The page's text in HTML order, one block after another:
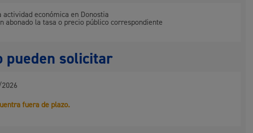
Espacio público, residuos y
actividad económica en Donostia
abonado la tasa o precio público correspondiente
pueden solicitar
fuera de plazo.